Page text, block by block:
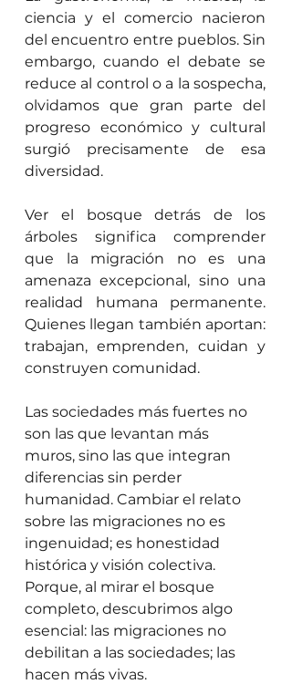
ciencia y el comercio nacieron
del encuentro entre pueblos. Sin
embargo, cuando el debate se
reduce al control o a la sospecha,
olvidamos que gran parte del
progreso económico y cultural
surgió precisamente de esa
diversidad.
Ver el bosque detrás de los
árboles significa comprender
que la migración no es una
amenaza excepcional, sino una
realidad humana permanente.
Quienes llegan también aportan:
trabajan, emprenden, cuidan y
construyen comunidad.
Las sociedades más fuertes no
son las que levantan más
muros, sino las que integran
diferencias sin perder
humanidad. Cambiar el relato
sobre las migraciones no es
ingenuidad; es honestidad
histórica y visión colectiva.
Porque, al mirar el bosque
completo, descubrimos algo
esencial: las migraciones no
debilitan a las sociedades; las
hacen más vivas.